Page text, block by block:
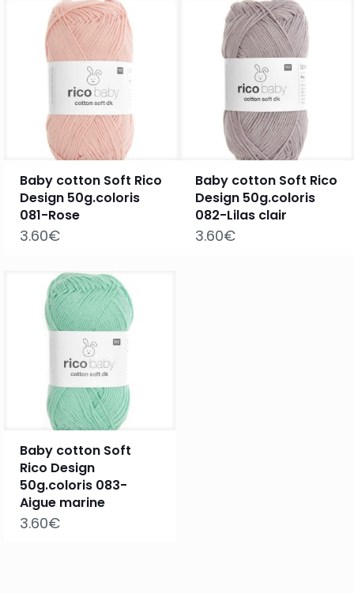
Baby cotton Soft Rico
Design 50g.coloris
081-Rose
3.60€
Baby cotton Soft Rico
Design 50g.coloris
082-Lilas clair
3.60€
Baby cotton Soft
Rico Design
50g.coloris 083-
Aigue marine
3.60€